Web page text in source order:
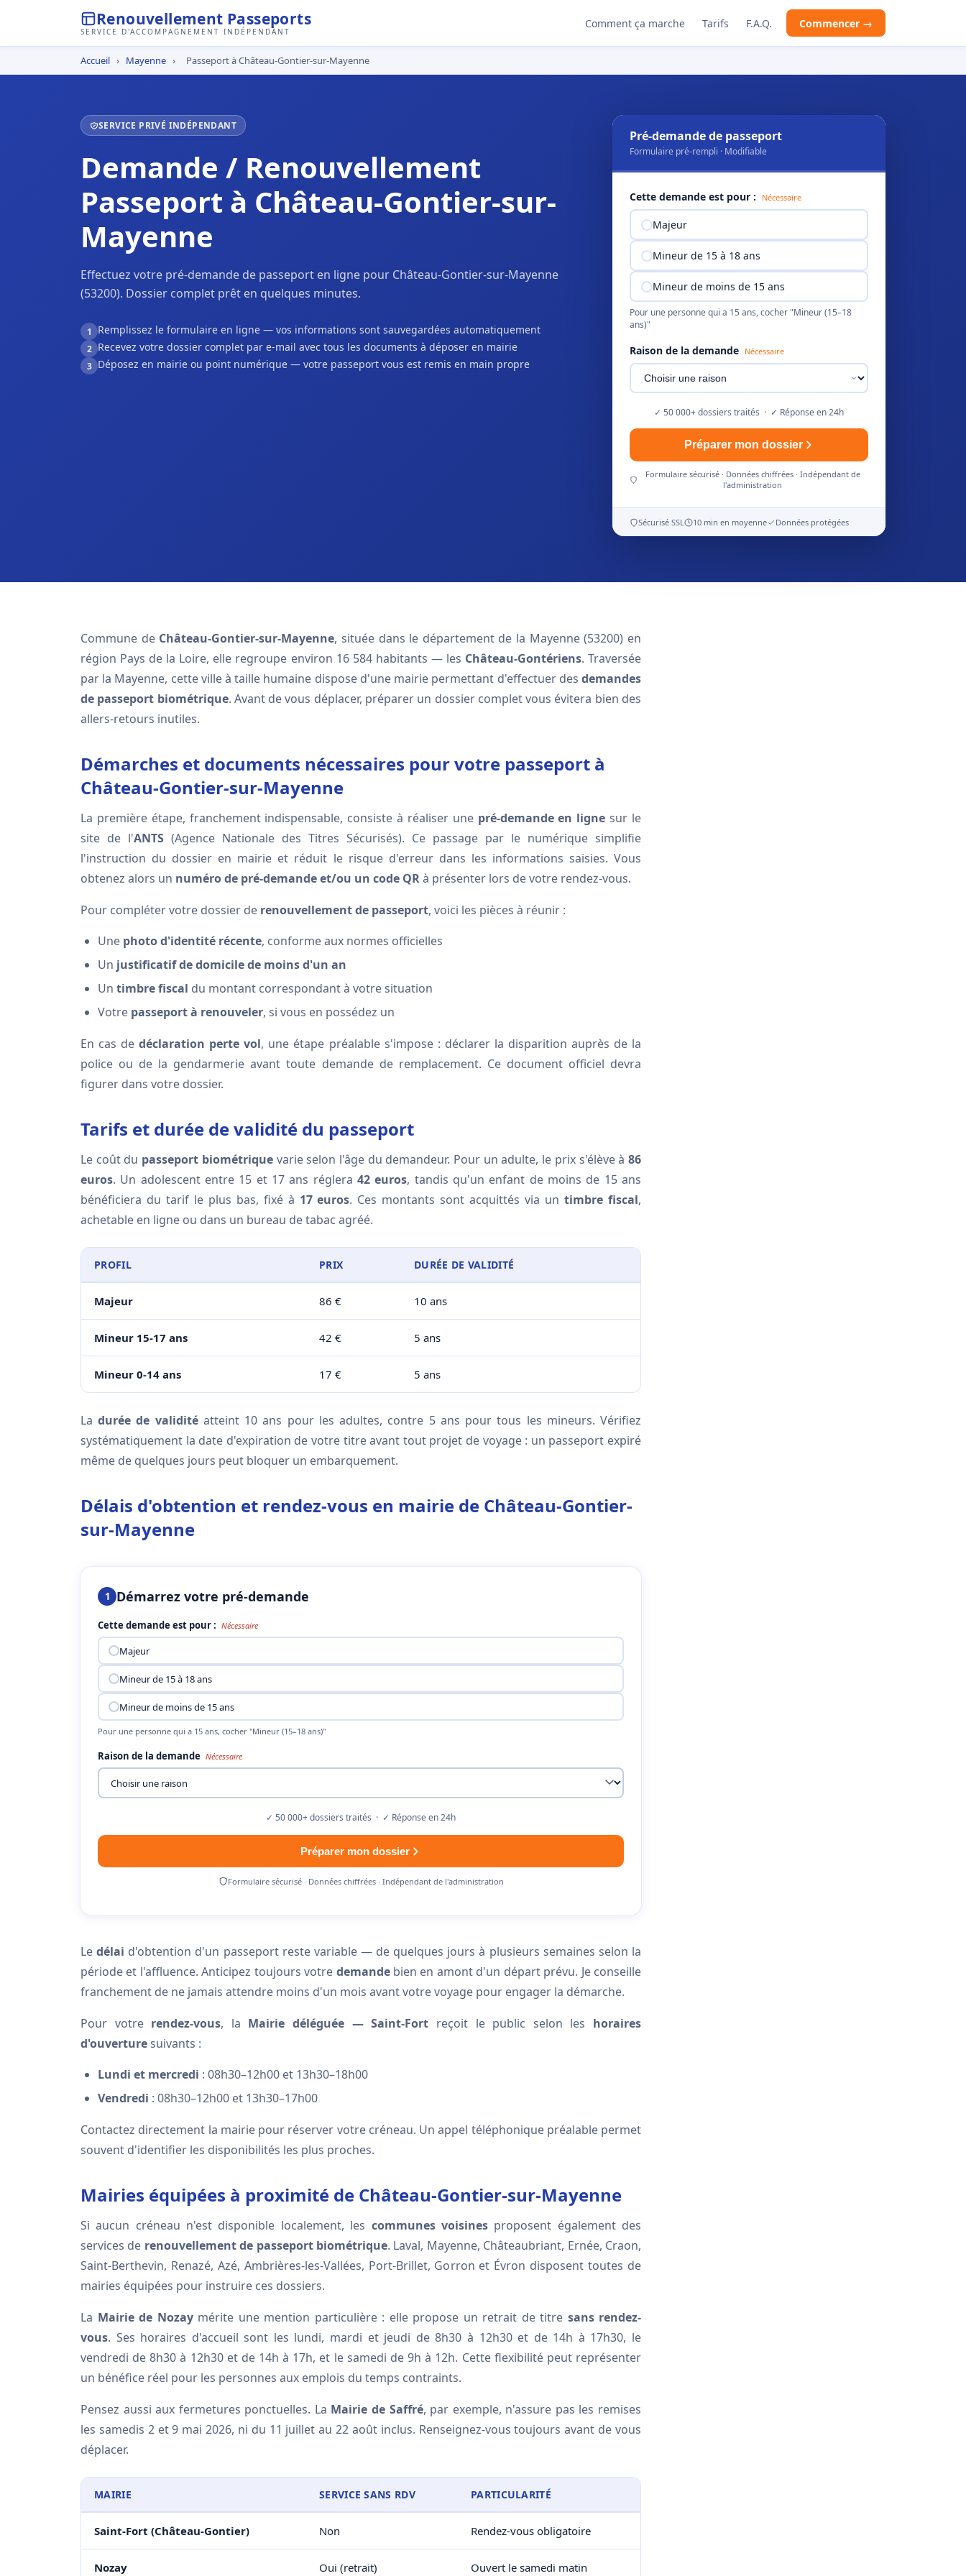
Renouvellement Passeports
SERVICE D'ACCOMPAGNEMENT INDÉPENDANT
Comment ça marche Tarifs F.A.Q. Commencer →
Accueil › Mayenne › Passeport à Château-Gontier-sur-Mayenne
SERVICE PRIVÉ INDÉPENDANT
Demande / Renouvellement
Passeport à Château-Gontier-sur-
Mayenne
Effectuez votre pré-demande de passeport en ligne pour Château-Gontier-sur-Mayenne
(53200). Dossier complet prêt en quelques minutes.
1 Remplissez le formulaire en ligne — vos informations sont sauvegardées automatiquement
2 Recevez votre dossier complet par e-mail avec tous les documents à déposer en mairie
3 Déposez en mairie ou point numérique — votre passeport vous est remis en main propre
Pré-demande de passeport
Formulaire pré-rempli · Modifiable
Cette demande est pour : Nécessaire
Majeur
Mineur de 15 à 18 ans
Mineur de moins de 15 ans
Pour une personne qui a 15 ans, cocher "Mineur (15–18
ans)"
Raison de la demande Nécessaire
✓ 50 000+ dossiers traités · ✓ Réponse en 24h
Préparer mon dossier
Formulaire sécurisé · Données chiffrées · Indépendant de
l'administration
Sécurisé SSL 10 min en moyenne Données protégées
Commune de Château-Gontier-sur-Mayenne, située dans le département de la Mayenne (53200) en
région Pays de la Loire, elle regroupe environ 16 584 habitants — les Château-Gontériens. Traversée
par la Mayenne, cette ville à taille humaine dispose d'une mairie permettant d'effectuer des demandes
de passeport biométrique. Avant de vous déplacer, préparer un dossier complet vous évitera bien des
allers-retours inutiles.
Démarches et documents nécessaires pour votre passeport à
Château-Gontier-sur-Mayenne
La première étape, franchement indispensable, consiste à réaliser une pré-demande en ligne sur le
site de l'ANTS (Agence Nationale des Titres Sécurisés). Ce passage par le numérique simplifie
l'instruction du dossier en mairie et réduit le risque d'erreur dans les informations saisies. Vous
obtenez alors un numéro de pré-demande et/ou un code QRà présenter lors de votre rendez-vous.
Pour compléter votre dossier de renouvellement de passeport, voici les pièces à réunir :
Une photo d'identité récente, conforme aux normes officielles
Un justificatif de domicile de moins d'un an
Un timbre fiscal du montant correspondant à votre situation
Votre passeport à renouveler, si vous en possédez un
En cas dedéclaration perte vol, une étape préalable s'impose : déclarer la disparition auprès de la
police ou de la gendarmerie avant toute demande de remplacement. Ce document officiel devra
figurer dans votre dossier.
Tarifs et durée de validité du passeport
Le coût du passeport biométriquevarie selon l'âge du demandeur. Pour un adulte, le prix s'élève à86
euros. Un adolescent entre 15 et 17 ans réglera 42 euros, tandis qu'un enfant de moins de 15 ans
bénéficiera du tarif le plus bas, fixé à 17 euros. Ces montants sont acquittés via untimbre fiscal,
achetable en ligne ou dans un bureau de tabac agréé.
PROFIL PRIX DURÉE DE VALIDITÉ
Majeur 86 € 10 ans
Mineur 15-17 ans 42 € 5 ans
Mineur 0-14 ans 17 € 5 ans
Ladurée de validitéatteint 10 ans pour les adultes, contre 5 ans pour tous les mineurs. Vérifiez
systématiquement la date d'expiration de votre titre avant tout projet de voyage : un passeport expiré
même de quelques jours peut bloquer un embarquement.
Délais d'obtention et rendez-vous en mairie de Château-Gontier-
sur-Mayenne
1 Démarrez votre pré-demande
Cette demande est pour : Nécessaire
Majeur
Mineur de 15 à 18 ans
Mineur de moins de 15 ans
Pour une personne qui a 15 ans, cocher "Mineur (15–18 ans)"
Raison de la demande Nécessaire
✓ 50 000+ dossiers traités · ✓ Réponse en 24h
Préparer mon dossier
Formulaire sécurisé · Données chiffrées · Indépendant de l'administration
Ledélai d'obtention d'un passeport reste variable — de quelques jours à plusieurs semaines selon la
période et l'affluence. Anticipez toujours votre demandebien en amont d'un départ prévu. Je conseille
franchement de ne jamais attendre moins d'un mois avant votre voyage pour engager la démarche.
Pour votre rendez-vous, la Mairie déléguée — Saint-Fort reçoit le public selon les horaires
d'ouverturesuivants :
Lundi et mercredi : 08h30–12h00 et 13h30–18h00
Vendredi : 08h30–12h00 et 13h30–17h00
Contactez directement la mairie pour réserver votre créneau. Un appel téléphonique préalable permet
souvent d'identifier les disponibilités les plus proches.
Mairies équipées à proximité de Château-Gontier-sur-Mayenne
Si aucun créneau n'est disponible localement, les communes voisinesproposent également des
services de renouvellement de passeport biométrique. Laval, Mayenne, Châteaubriant, Ernée, Craon,
Saint-Berthevin, Renazé, Azé, Ambrières-les-Vallées, Port-Brillet, Gorron et Évron disposent toutes de
mairies équipées pour instruire ces dossiers.
La Mairie de Nozaymérite une mention particulière : elle propose un retrait de titre sans rendez-
vous. Ses horaires d'accueil sont les lundi, mardi et jeudi de 8h30 à 12h30 et de 14h à 17h30, le
vendredi de 8h30 à 12h30 et de 14h à 17h, et le samedi de 9h à 12h. Cette flexibilité peut représenter
un bénéfice réel pour les personnes aux emplois du temps contraints.
Pensez aussi aux fermetures ponctuelles. La Mairie de Saffré, par exemple, n'assure pas les remises
les samedis 2 et 9 mai 2026, ni du 11 juillet au 22 août inclus. Renseignez-vous toujours avant de vous
déplacer.
MAIRIE SERVICE SANS RDV PARTICULARITÉ
Saint-Fort (Château-Gontier) Non Rendez-vous obligatoire
Nozay Oui (retrait) Ouvert le samedi matin